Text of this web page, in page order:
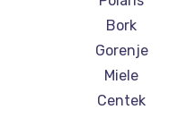
Замена температурного
2500 руб.
Заказать
Замена
Bork
Gorenje
Miele
Centek